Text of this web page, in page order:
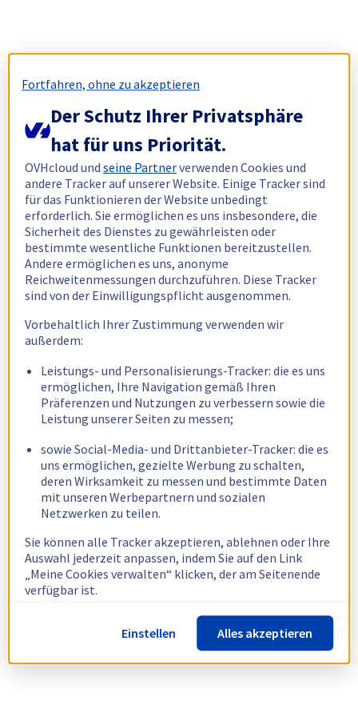
Fortfahren, ohne zu akzeptieren
Der Schutz Ihrer Privatsphäre
hat für uns Priorität.
OVHcloud undseine Partnerverwenden Cookies und
andere Tracker auf unserer Website. Einige Tracker sind
für das Funktionieren der Website unbedingt
erforderlich. Sie ermöglichen es uns insbesondere, die
Sicherheit des Dienstes zu gewährleisten oder
bestimmte wesentliche Funktionen bereitzustellen.
Andere ermöglichen es uns, anonyme
Reichweitenmessungen durchzuführen. Diese Tracker
sind von der Einwilligungspflicht ausgenommen.
Vorbehaltlich Ihrer Zustimmung verwenden wir
außerdem:
Leistungs- und Personalisierungs-Tracker: die es uns
ermöglichen, Ihre Navigation gemäß Ihren
Präferenzen und Nutzungen zu verbessern sowie die
Leistung unserer Seiten zu messen;
sowie Social-Media- und Drittanbieter-Tracker: die es
uns ermöglichen, gezielte Werbung zu schalten,
deren Wirksamkeit zu messen und bestimmte Daten
mit unseren Werbepartnern und sozialen
Netzwerken zu teilen.
Sie können alle Tracker akzeptieren, ablehnen oder Ihre
Auswahl jederzeit anpassen, indem Sie auf den Link
„Meine Cookies verwalten“ klicken, der am Seitenende
verfügbar ist.
Weitere Informationen finden Sie in unsererRichtlinie
zur Verwendung von Cookies.
Einstellen Alles akzeptieren